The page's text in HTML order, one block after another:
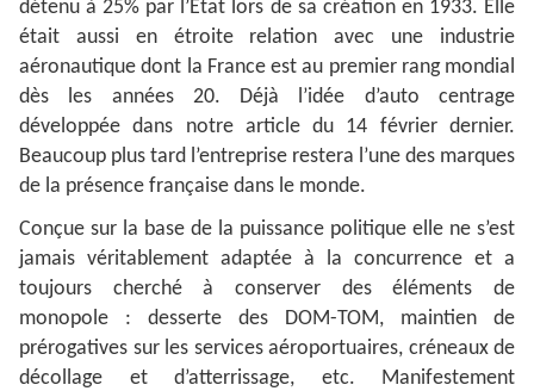
détenu à 25% par l’Etat lors de sa création en 1933. Elle
était aussi en étroite relation avec une industrie
aéronautique dont la France est au premier rang mondial
dès les années 20. Déjà l’idée d’auto centrage
développée dans notre article du 14 février dernier.
Beaucoup plus tard l’entreprise restera l’une des marques
de la présence française dans le monde.
Conçue sur la base de la puissance politique elle ne s’est
jamais véritablement adaptée à la concurrence et a
toujours cherché à conserver des éléments de
monopole : desserte des DOM-TOM, maintien de
prérogatives sur les services aéroportuaires, créneaux de
décollage et d’atterrissage, etc. Manifestement